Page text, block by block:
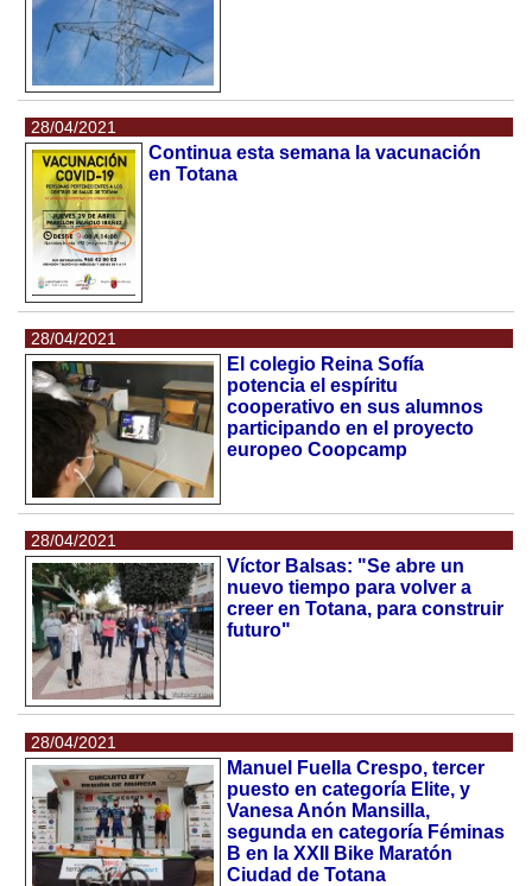
28/04/2021
Continua esta semana la vacunación
en Totana
28/04/2021
El colegio Reina Sofía
potencia el espíritu
cooperativo en sus alumnos
participando en el proyecto
europeo Coopcamp
28/04/2021
Víctor Balsas: "Se abre un
nuevo tiempo para volver a
creer en Totana, para construir
futuro"
28/04/2021
Manuel Fuella Crespo, tercer
puesto en categoría Elite, y
Vanesa Anón Mansilla,
segunda en categoría Féminas
B en la XXII Bike Maratón
Ciudad de Totana